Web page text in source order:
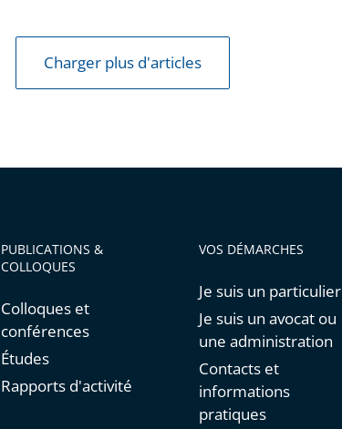
Charger plus d'articles
PUBLICATIONS &
COLLOQUES
Colloques et
conférences
Études
Rapports d'activité
VOS DÉMARCHES
Je suis un particulier
Je suis un avocat ou
une administration
Contacts et
informations
pratiques